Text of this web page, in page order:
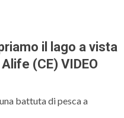
il lago a vista
(CE) VIDEO
battuta di pesca a